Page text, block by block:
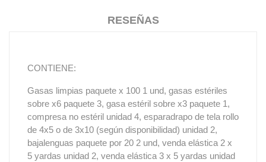
RESEÑAS
CONTIENE:
Gasas limpias paquete x 100 1 und, gasas estériles
sobre x6 paquete 3, gasa estéril sobre x3 paquete 1,
compresa no estéril unidad 4, esparadrapo de tela rollo
de 4x5 o de 3x10 (según disponibilidad) unidad 2,
bajalenguas paquete por 20 2 und, venda elástica 2 x
5 yardas unidad 2, venda elástica 3 x 5 yardas unidad